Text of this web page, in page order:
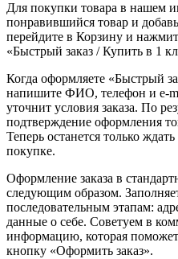
Для покупки товара в нашем
понравившийся товар и
перейдите в Корзину и
«Быстрый заказ / Купить в 1
Когда оформляете «Быстрый
напишите ФИО, телефон и e-
уточнит условия заказа. По
подтверждение оформления
Теперь останется только
покупке.
Оформление заказа в
следующим образом.
последовательным этапам:
данные о себе. Советуем в
информацию, которая
кнопку «Оформить заказ».